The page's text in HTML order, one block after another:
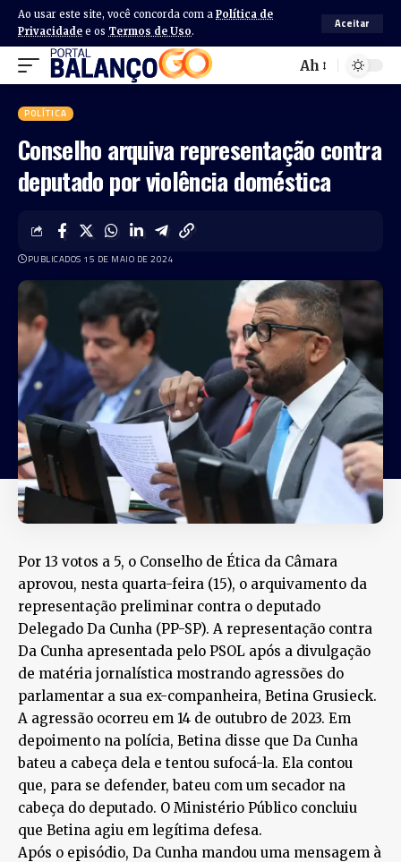
Ao usar este site, você concorda com a Política de
Privacidade e os Termos de Uso.
Aceitar
Ah
POLÍTICA
Conselho arquiva representação contra
deputado por violência doméstica
PUBLICADOS 15 DE MAIO DE 2024
Por 13 votos a 5, o Conselho de Ética da Câmara
aprovou, nesta quarta-feira (15), o arquivamento da
representação preliminar contra o deputado
Delegado Da Cunha (PP-SP). A representação contra
Da Cunha apresentada pelo PSOL após a divulgação
de matéria jornalística mostrando agressões do
parlamentar a sua ex-companheira, Betina Grusieck.
A agressão ocorreu em 14 de outubro de 2023. Em
depoimento na polícia, Betina disse que Da Cunha
bateu a cabeça dela e tentou sufocá-la. Ela contou
que, para se defender, bateu com um secador na
cabeça do deputado. O Ministério Público concluiu
que Betina agiu em legítima defesa.
Após o episódio, Da Cunha mandou uma mensagem à